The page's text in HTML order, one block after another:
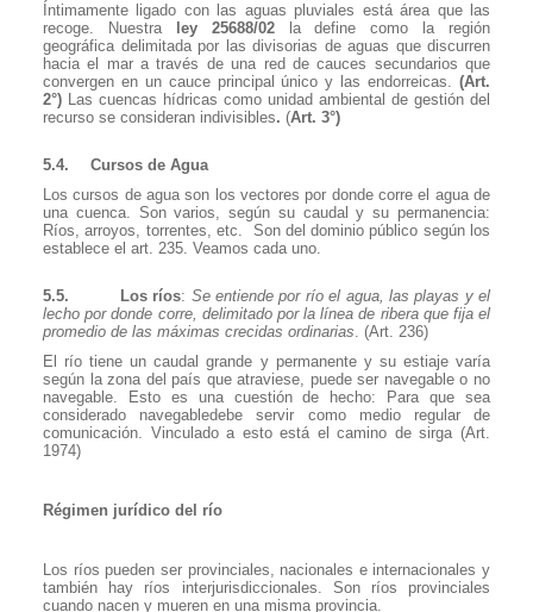
Íntimamente ligado con las aguas pluviales está área que las
recoge. Nuestra
ley 25688/02 la define como
la región
geográfica delimitada por las divisorias de aguas que discurren
hacia el mar a través de una red de cauces secundarios que
convergen en un cauce principal único y las endorreicas. (Art.
2°) Las cuencas hídricas como unidad ambiental de gestión del
recurso se consideran indivisibles. (Art. 3°)
5.4.
Cursos de Agua
Los cursos de agua son los vectores por donde corre el agua de
una cuenca. Son varios, según su caudal y su permanencia:
Ríos, arroyos, torrentes, etc.
Son del dominio público según los
establece el art. 235. Veamos cada uno.
5.5. Los ríos: Se entiende por río el agua, las playas y el
lecho por donde corre, delimitado por la línea de ribera que fija el
promedio de las máximas crecidas ordinarias. (Art. 236)
El río tiene un caudal grande y permanente y su estiaje varía
según la zona del país que atraviese, puede ser navegable o no
navegable. Esto es una cuestión de hecho: Para que sea
considerado navegabledebe servir como medio regular de
comunicación. Vinculado a esto está el camino de sirga (Art.
1974)
Régimen jurídico del río
Los ríos pueden ser provinciales, nacionales e internacionales y
también hay ríos interjurisdiccionales. Son ríos provinciales
cuando nacen y mueren en una misma provincia.